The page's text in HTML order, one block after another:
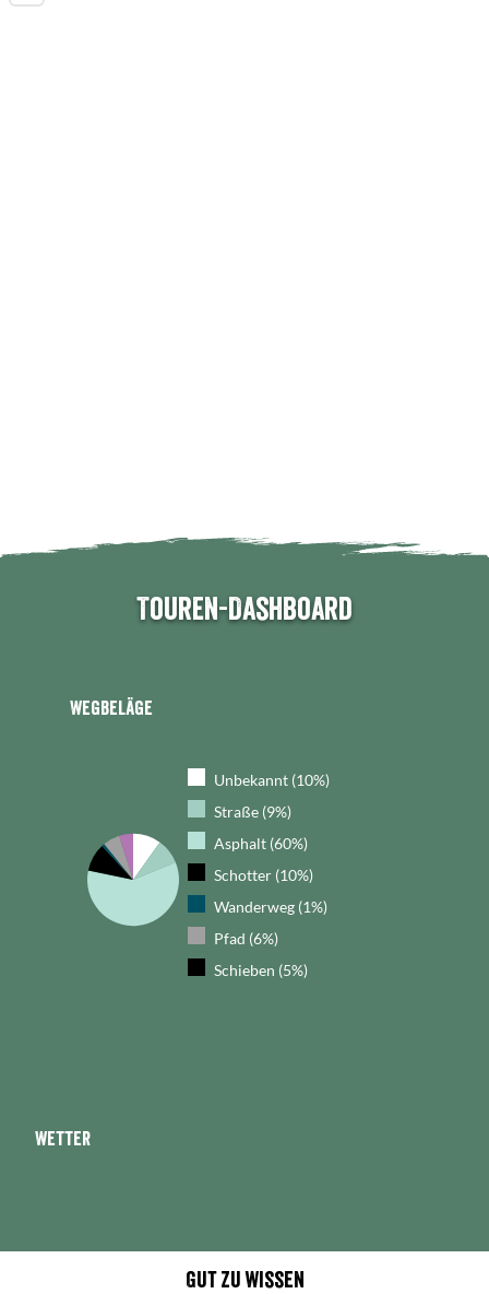
Touren-Dashboard
Wegbeläge
Unbekannt (10%)
Straße (9%)
Asphalt (60%)
Schotter (10%)
Wanderweg (1%)
Pfad (6%)
Schieben (5%)
Wetter
Gut zu wissen